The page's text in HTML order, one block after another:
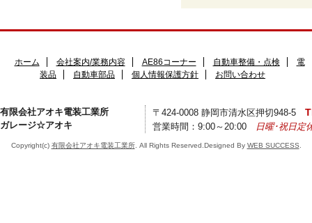
ホーム 会社案内/業務内容 AE86コーナー 自動車整備・点検
電
装品
自動車部品 個人情報保護方針 お問い合わせ
有限会社アオキ電装工業所
ガレージ☆アオキ
〒424-0008 静岡市清水区押切948-5
営業時間：9:00～20:00 日曜･祝日定
Copyright(c) 有限会社アオキ電装工業所. All Rights Reserved.Designed By WEB SUCCESS.